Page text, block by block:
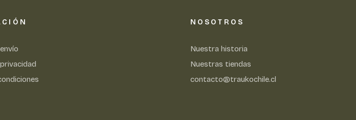
NOSOTROS
Nuestra historia
Nuestras tiendas
contacto@traukochile.cl